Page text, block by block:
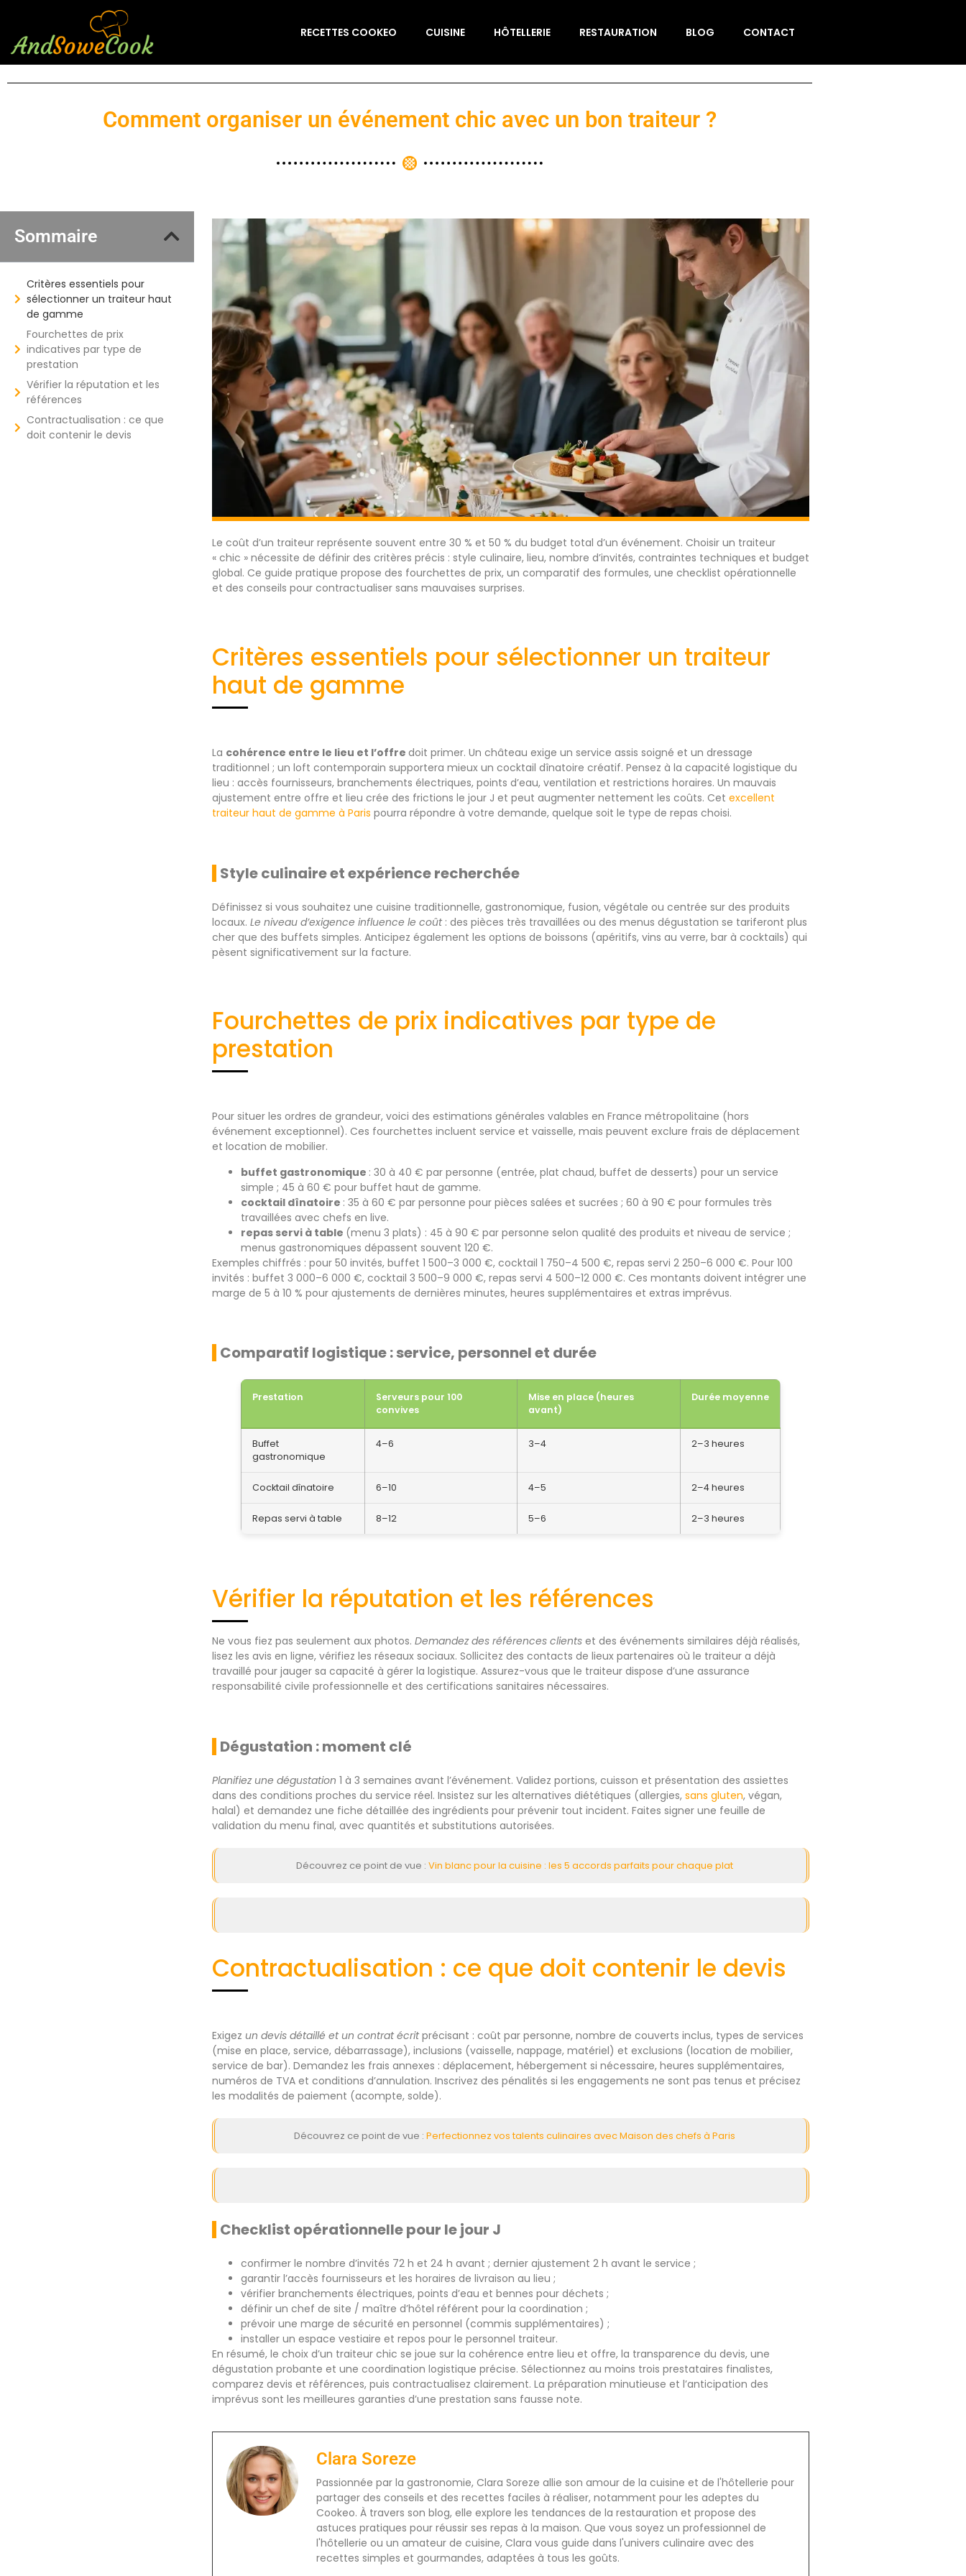
RECETTES COOKEO CUISINE HÔTELLERIE RESTAURATION BLOG CONTACT
Comment organiser un événement chic avec un bon traiteur ?
Sommaire
Critères essentiels pour
sélectionner un traiteur haut
de gamme
Fourchettes de prix
indicatives par type de
prestation
Vérifier la réputation et les
références
Contractualisation : ce que
doit contenir le devis
Le coût d’un traiteur représente souvent entre 30 % et 50 % du budget total d’un événement. Choisir un traiteur
« chic » nécessite de définir des critères précis : style culinaire, lieu, nombre d’invités, contraintes techniques et budget
global. Ce guide pratique propose des fourchettes de prix, un comparatif des formules, une checklist opérationnelle
et des conseils pour contractualiser sans mauvaises surprises.
Critères essentiels pour sélectionner un traiteur
haut de gamme
La cohérence entre le lieu et l’offre doit primer. Un château exige un service assis soigné et un dressage
traditionnel ; un loft contemporain supportera mieux un cocktail dînatoire créatif. Pensez à la capacité logistique du
lieu : accès fournisseurs, branchements électriques, points d’eau, ventilation et restrictions horaires. Un mauvais
ajustement entre offre et lieu crée des frictions le jour J et peut augmenter nettement les coûts. Cet excellent
traiteur haut de gamme à Paris pourra répondre à votre demande, quelque soit le type de repas choisi.
Style culinaire et expérience recherchée
Définissez si vous souhaitez une cuisine traditionnelle, gastronomique, fusion, végétale ou centrée sur des produits
locaux. Le niveau d’exigence influence le coût : des pièces très travaillées ou des menus dégustation se tariferont plus
cher que des buffets simples. Anticipez également les options de boissons (apéritifs, vins au verre, bar à cocktails) qui
pèsent significativement sur la facture.
Fourchettes de prix indicatives par type de
prestation
Pour situer les ordres de grandeur, voici des estimations générales valables en France métropolitaine (hors
événement exceptionnel). Ces fourchettes incluent service et vaisselle, mais peuvent exclure frais de déplacement
et location de mobilier.
buffet gastronomique : 30 à 40 € par personne (entrée, plat chaud, buffet de desserts) pour un service
simple ; 45 à 60 € pour buffet haut de gamme.
cocktail dînatoire : 35 à 60 € par personne pour pièces salées et sucrées ; 60 à 90 € pour formules très
travaillées avec chefs en live.
repas servi à table (menu 3 plats) : 45 à 90 € par personne selon qualité des produits et niveau de service ;
menus gastronomiques dépassent souvent 120 €.
Exemples chiffrés : pour 50 invités, buffet 1 500–3 000 €, cocktail 1 750–4 500 €, repas servi 2 250–6 000 €. Pour 100
invités : buffet 3 000–6 000 €, cocktail 3 500–9 000 €, repas servi 4 500–12 000 €. Ces montants doivent intégrer une
marge de 5 à 10 % pour ajustements de dernières minutes, heures supplémentaires et extras imprévus.
Comparatif logistique : service, personnel et durée
Prestation
Serveurs pour 100
convives
Mise en place (heures
avant)
Durée moyenne
Buffet
gastronomique
4–6 3–4 2–3 heures
Cocktail dînatoire 6–10 4–5 2–4 heures
Repas servi à table 8–12 5–6 2–3 heures
Vérifier la réputation et les références
Ne vous fiez pas seulement aux photos. Demandez des références clients et des événements similaires déjà réalisés,
lisez les avis en ligne, vérifiez les réseaux sociaux. Sollicitez des contacts de lieux partenaires où le traiteur a déjà
travaillé pour jauger sa capacité à gérer la logistique. Assurez-vous que le traiteur dispose d’une assurance
responsabilité civile professionnelle et des certifications sanitaires nécessaires.
Dégustation : moment clé
Planifiez une dégustation 1 à 3 semaines avant l’événement. Validez portions, cuisson et présentation des assiettes
dans des conditions proches du service réel. Insistez sur les alternatives diététiques (allergies, sans gluten, végan,
halal) et demandez une fiche détaillée des ingrédients pour prévenir tout incident. Faites signer une feuille de
validation du menu final, avec quantités et substitutions autorisées.
Découvrez ce point de vue : Vin blanc pour la cuisine : les 5 accords parfaits pour chaque plat
Contractualisation : ce que doit contenir le devis
Exigez un devis détaillé et un contrat écritprécisant : coût par personne, nombre de couverts inclus, types de services
(mise en place, service, débarrassage), inclusions (vaisselle, nappage, matériel) et exclusions (location de mobilier,
service de bar). Demandez les frais annexes : déplacement, hébergement si nécessaire, heures supplémentaires,
numéros de TVA et conditions d’annulation. Inscrivez des pénalités si les engagements ne sont pas tenus et précisez
les modalités de paiement (acompte, solde).
Découvrez ce point de vue : Perfectionnez vos talents culinaires avec Maison des chefs à Paris
Checklist opérationnelle pour le jour J
confirmer le nombre d’invités 72 h et 24 h avant ; dernier ajustement 2 h avant le service ;
garantir l’accès fournisseurs et les horaires de livraison au lieu ;
vérifier branchements électriques, points d’eau et bennes pour déchets ;
définir un chef de site / maître d’hôtel référent pour la coordination ;
prévoir une marge de sécurité en personnel (commis supplémentaires) ;
installer un espace vestiaire et repos pour le personnel traiteur.
En résumé, le choix d’un traiteur chic se joue sur la cohérence entre lieu et offre, la transparence du devis, une
dégustation probante et une coordination logistique précise. Sélectionnez au moins trois prestataires finalistes,
comparez devis et références, puis contractualisez clairement. La préparation minutieuse et l’anticipation des
imprévus sont les meilleures garanties d’une prestation sans fausse note.
Clara Soreze
Passionnée par la gastronomie, Clara Soreze allie son amour de la cuisine et de l'hôtellerie pour
partager des conseils et des recettes faciles à réaliser, notamment pour les adeptes du
Cookeo. À travers son blog, elle explore les tendances de la restauration et propose des
astuces pratiques pour réussir ses repas à la maison. Que vous soyez un professionnel de
l'hôtellerie ou un amateur de cuisine, Clara vous guide dans l'univers culinaire avec des
recettes simples et gourmandes, adaptées à tous les goûts.